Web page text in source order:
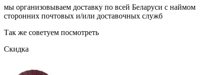
мы организовываем доставку по всей Беларуси с наймом
сторонних почтовых и/или доставочных служб
Так же советуем посмотреть
Скидка